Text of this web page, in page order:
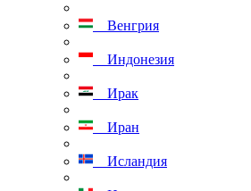
Венгрия
Индонезия
Ирак
Иран
Исландия